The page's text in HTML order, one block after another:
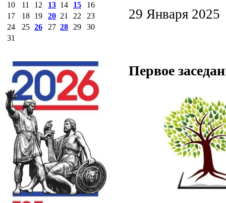
10
11 12 13 14 15
16
17
18 19 20 21 22
23
24
25 26 27 28 29
30
31
29 Января 2025
Первое